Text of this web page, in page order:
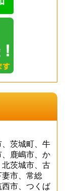
茨城町、牛
鹿嶋市、か
茨城市、古
市、常総
市、つくば